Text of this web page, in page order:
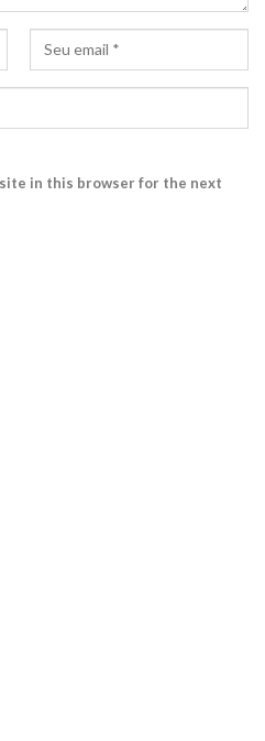
in this browser for the next